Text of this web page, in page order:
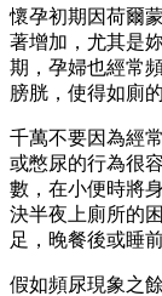
懷孕初期因荷爾
著增加，尤其是
期，孕婦也經常
膀胱，使得如廁
千萬不要因為經
或憋尿的行為很
數，在小便時將
決半夜上廁所的
足，晚餐後或睡
假如頻尿現象之